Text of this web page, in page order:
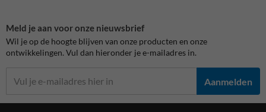
Meld je aan voor onze nieuwsbrief
Wil je op de hoogte blijven van onze producten en onze
ontwikkelingen. Vul dan hieronder je e-mailadres in.
Aanmelden